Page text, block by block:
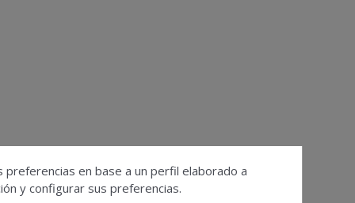
en base a un perfil elaborado a
y configurar sus preferencias.